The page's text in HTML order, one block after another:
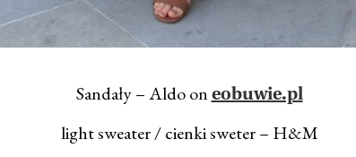
Sandały – Aldo on eobuwie.pl
light sweater / cienki sweter – H&M